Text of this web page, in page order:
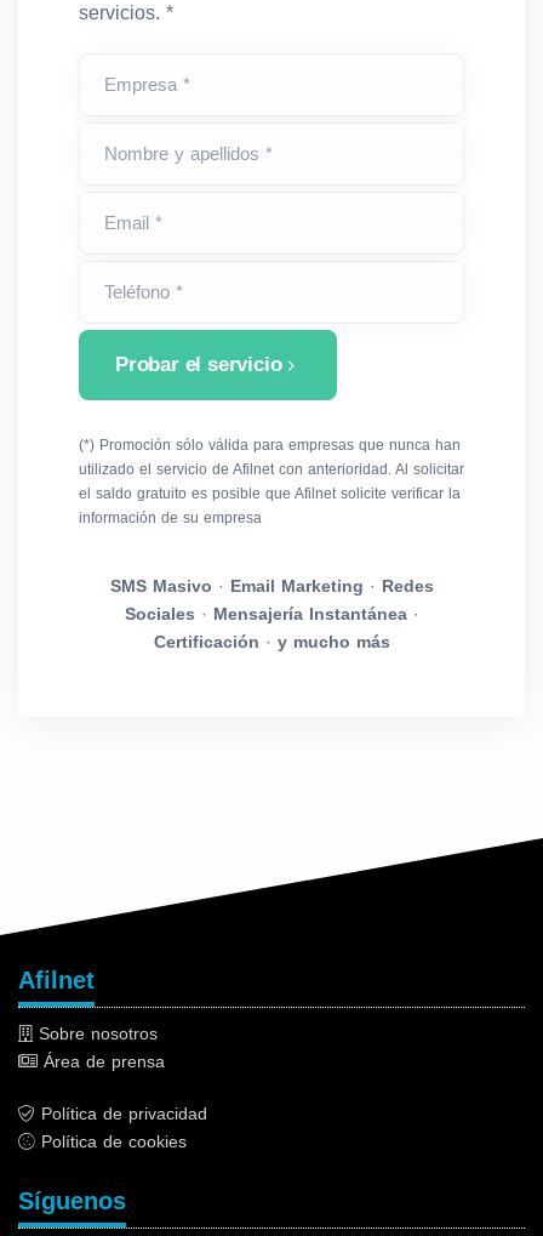
servicios. *
Empresa *
Nombre y apellidos *
Email *
Teléfono *
Probar el servicio
(*) Promoción sólo válida para empresas que nunca han
utilizado el servicio de Afilnet con anterioridad. Al solicitar
el saldo gratuito es posible que Afilnet solicite verificar la
información de su empresa
SMS Masivo · Email Marketing · Redes
Sociales · Mensajería Instantánea·
Certificación · y mucho más
Afilnet
Sobre nosotros
Área de prensa
Política de privacidad
Política de cookies
Síguenos